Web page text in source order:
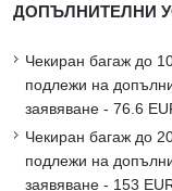
ДОПЪЛНИТЕЛНИ
Чекиран багаж до
подлежи на
заявяване - 76.6
Чекиран багаж до
подлежи на
заявяване - 153